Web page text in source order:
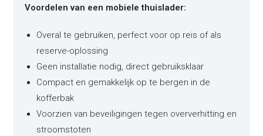
Voordelen van een mobiele thuislader:
Overal te gebruiken, perfect voor op reis of als
reserve-oplossing
Geen installatie nodig, direct gebruiksklaar
Compact en gemakkelijk op te bergen in de
kofferbak
Voorzien van beveiligingen tegen oververhitting en
stroomstoten